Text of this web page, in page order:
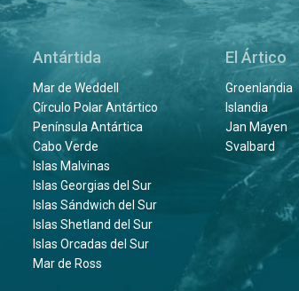
Antártida
Mar de Weddell
Círculo Polar Antártico
Península Antártica
Cabo Verde
Islas Malvinas
Islas Georgias del Sur
Islas Sándwich del Sur
Islas Shetland del Sur
Islas Orcadas del Sur
Mar de Ross
El Ártico
Groenlandia
Islandia
Jan Mayen
Svalbard